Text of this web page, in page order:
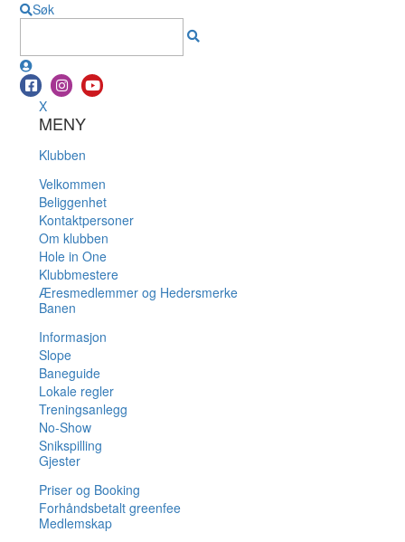
Søk
X
MENY
Klubben
Velkommen
Beliggenhet
Kontaktpersoner
Om klubben
Hole in One
Klubbmestere
Æresmedlemmer og Hedersmerke
Banen
Informasjon
Slope
Baneguide
Lokale regler
Treningsanlegg
No-Show
Snikspilling
Gjester
Priser og Booking
Forhåndsbetalt greenfee
Medlemskap